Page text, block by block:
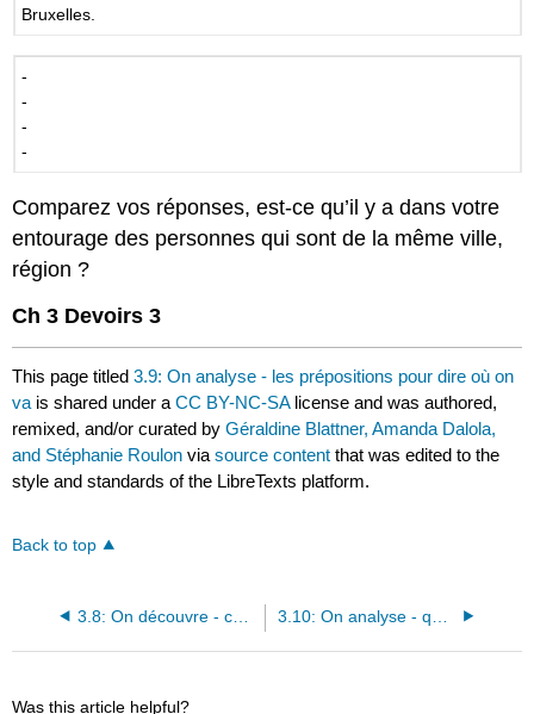
Bruxelles.
-
-
-
-
Comparez vos réponses, est-ce qu’il y a dans votre
entourage des personnes qui sont de la même ville,
région ?
Ch 3 Devoirs 3
This page titled3.9: On analyse - les prépositions pour dire où on
va is shared under aCC BY-NC-SA license and was authored,
remixed, and/or curated byGéraldine Blattner, Amanda Dalola,
and Stéphanie Roulon viasource content that was edited to the
style and standards of the LibreTexts platform.
Back to top
3.8: On découvre - comment et où est-ce qu'on va
Was this article helpful?